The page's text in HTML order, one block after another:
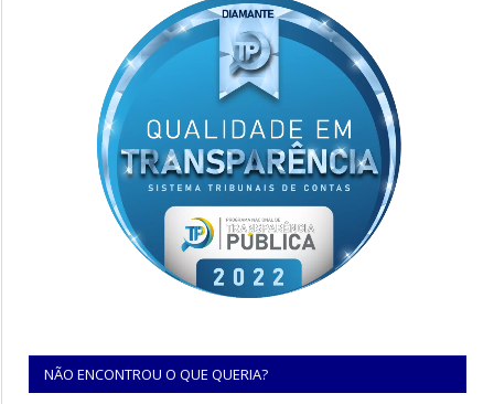
NÃO ENCONTROU O QUE QUERIA?